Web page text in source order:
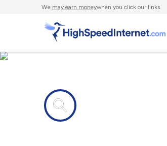
We may earn moneywhen you click our links.